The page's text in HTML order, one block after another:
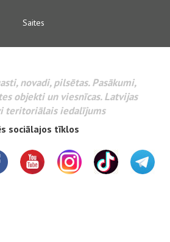
Saites
novadi, pilsētas. Pasākumi,
objekti un viesnīcas. Latvijas
teritoriālais iedalījums
sociālajos tīklos